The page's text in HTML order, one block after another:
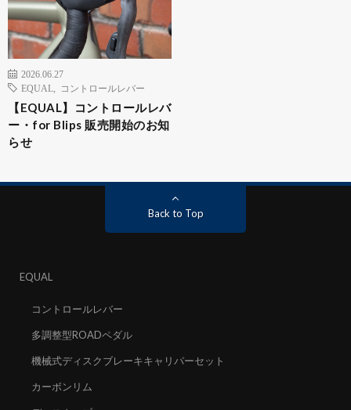
2026.06.27
EQUAL
コントロールレバー
【EQUAL】コントロールレバ
ー・for Blips 販売開始のお知
らせ
Back to Top
EQUAL
コントロールレバー
多調整型ROADペダル
機械式ディスクブレーキキャリパーセット
カーボンリム